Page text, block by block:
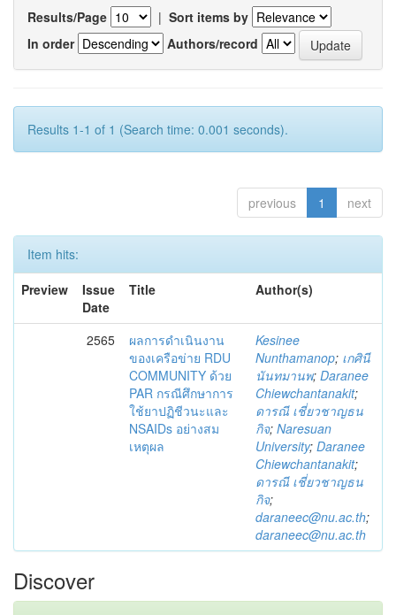
Results/Page | Sort items by
In order
Authors/record
Results 1-1 of 1 (Search time: 0.001 seconds).
previous 1 next
Item hits:
Preview
Issue
Date
Title Author(s)
2565
ผลการดำเนินงาน
ของเครือข่าย RDU
COMMUNITY ด้วย
PAR กรณีศึกษาการ
ใช้ยาปฏิชีวนะและ
NSAIDs อย่างสม
เหตุผล
Kesinee
Nunthamanop; เกศินี
นันทมานพ; Daranee
Chiewchantanakit;
ดารณี เชี่ยวชาญธน
กิจ; Naresuan
University; Daranee
Chiewchantanakit;
ดารณี เชี่ยวชาญธน
กิจ;
daraneec@nu.ac.th;
daraneec@nu.ac.th
Discover